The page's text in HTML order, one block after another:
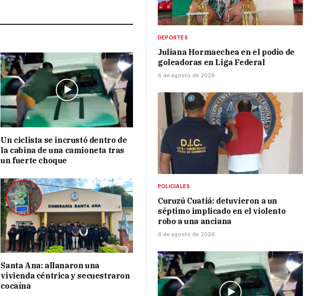
Un ciclista se incrustó dentro de
la cabina de una camioneta tras
un fuerte choque
Santa Ana: allanaron una
vivienda céntrica y secuestraron
cocaína
DEPORTES
Juliana Hormaechea en el podio de
goleadoras en Liga Federal
6 de agosto de 2026
POLICIALES
Curuzú Cuatiá: detuvieron a un
séptimo implicado en el violento
robo a una anciana
6 de agosto de 2026